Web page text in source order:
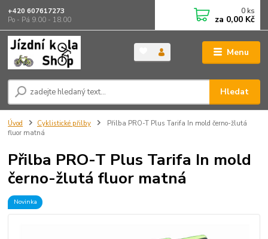
Menu
Hledat
+420 607617273
Po - Pá 9.00 - 18.00
0 ks
za 0,00 Kč
Úvod Cyklistické přilby
Přilba PRO-T Plus Tarifa In mold černo-žlutá
fluor matná
Přilba PRO-T Plus Tarifa In mold
černo-žlutá fluor matná
Novinka